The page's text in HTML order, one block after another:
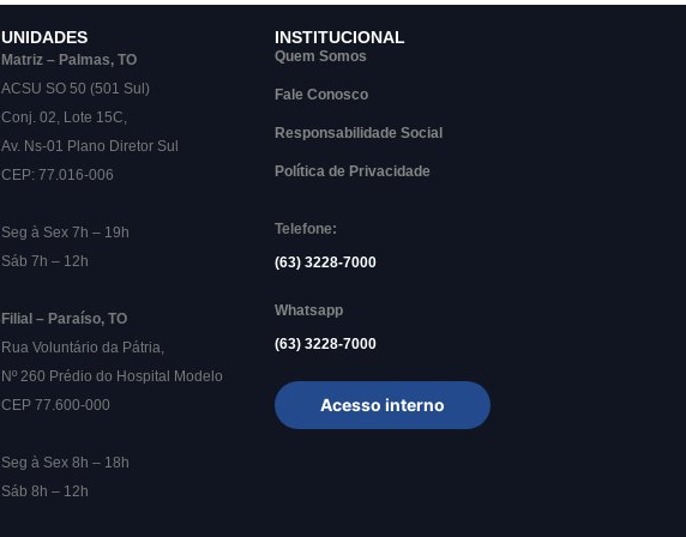
UNIDADES
Matriz – Palmas, TO
ACSU SO 50 (501 Sul)
Conj. 02, Lote 15C,
Av. Ns-01 Plano Diretor Sul
CEP: 77.016-006
Seg à Sex 7h – 19h
Sáb 7h – 12h
Filial – Paraíso, TO
Rua Voluntário da Pátria,
Nº 260 Prédio do Hospital Modelo
CEP 77.600-000
Seg à Sex 8h – 18h
Sáb 8h – 12h
INSTITUCIONAL
Quem Somos
Fale Conosco
Responsabilidade Social
Política de Privacidade
Telefone:
(63) 3228-7000
Whatsapp
(63) 3228-7000
Acesso interno